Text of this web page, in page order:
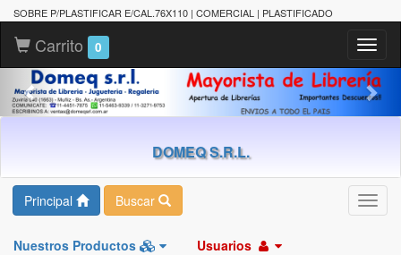
SOBRE P/PLASTIFICAR E/CAL.76X110 | COMERCIAL | PLASTIFICADO
Carrito 0
DOMEQ S.R.L.
Principal Buscar
Nuestros Productos Usuarios